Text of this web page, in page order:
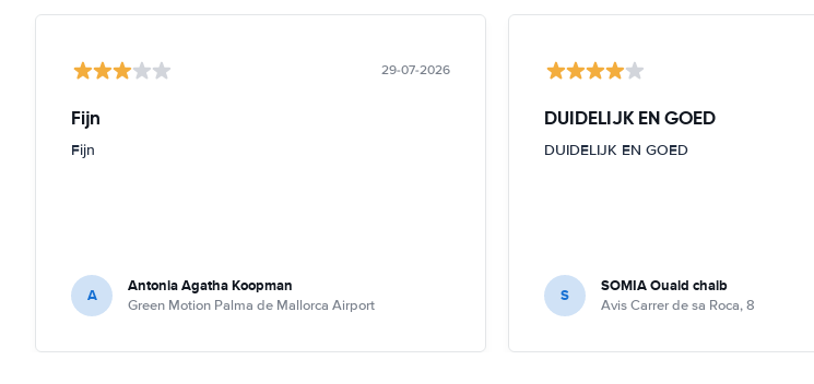
29-07-2026
Fijn
Fijn
A Antonia Agatha Koopman
Green Motion Palma de Mallorca Airport
DUIDELIJK EN GOED
DUIDELIJK EN GOED
S SOMIA Ouald chaib
Avis Carrer de sa Roca, 8